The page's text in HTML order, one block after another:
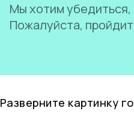
Мы хотим
Пожалуйста,
Разверните картинку